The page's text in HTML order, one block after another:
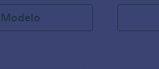
franqueado solicite as
de seu cliente.
Modelo